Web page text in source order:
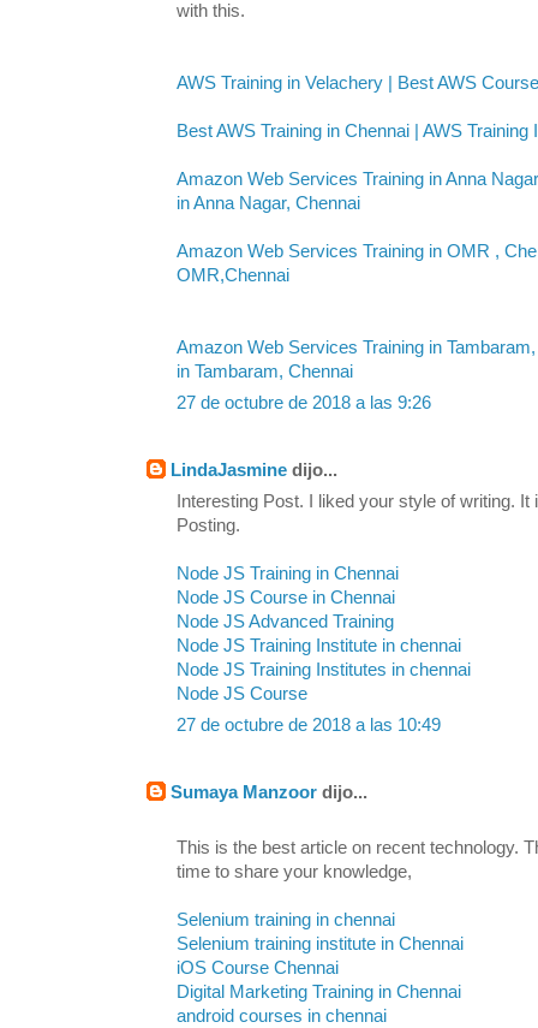
with this.
AWS Training in Velachery | Best AWS
Best AWS Training in Chennai | AWS
Amazon Web Services Training in Anna
in Anna Nagar, Chennai
Amazon Web Services Training in OMR ,
OMR,Chennai
Amazon Web Services Training in
in Tambaram, Chennai
27 de octubre de 2018 a las 9:26
LindaJasmine dijo...
Interesting Post. I liked your style of writing.
Posting.
Node JS Training in Chennai
Node JS Course in Chennai
Node JS Advanced Training
Node JS Training Institute in chennai
Node JS Training Institutes in chennai
Node JS Course
27 de octubre de 2018 a las 10:49
Sumaya Manzoor dijo...
This is the best article on recent technology.
time to share your knowledge,
Selenium training in chennai
Selenium training institute in Chennai
iOS Course Chennai
Digital Marketing Training in Chennai
android courses in chennai